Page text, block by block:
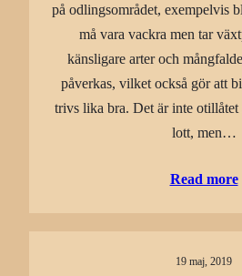
på odlingsområdet, exempelvis
må vara vackra men tar
känsligare arter och
påverkas, vilket också gör att
trivs lika bra. Det är inte otillåtet
lott, men…
Read more
19 maj, 2019